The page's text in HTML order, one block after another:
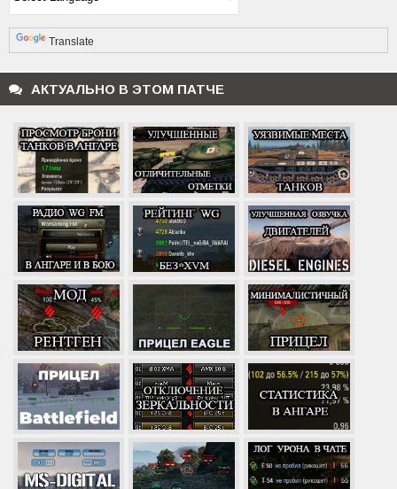
Translate
АКТУАЛЬНО В ЭТОМ ПАТЧЕ